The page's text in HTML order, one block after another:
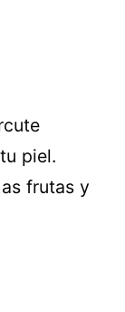
piel.
frutas y